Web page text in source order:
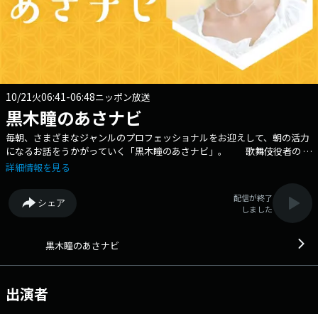
10/21火06:41-06:48ニッポン放送
黒木瞳のあさナビ
毎朝、さまざまなジャンルのプロフェッショナルをお迎えして、朝の活力
になるお話をうかがっていく「黒木瞳のあさナビ」。 歌舞伎役者の 四
代目 中村鴈治郎さん登場。 歌舞伎指導を務めた映画『国宝』でのエピソ
演出 「三谷かぶき 歌舞伎絶対続魂（ショウ･マスト･ゴー･オン） ～
幕を閉めるな～」についても伺います。メールアドレス：
cozy@1242.com 番組ホームページはこちら twitterハッシュタグ
詳細情報を見る
シェア
配信が終了
しました
黒木瞳のあさナビ
出演者